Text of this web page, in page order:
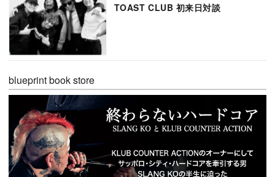
TOAST CLUB 初来日対談
blueprint book store